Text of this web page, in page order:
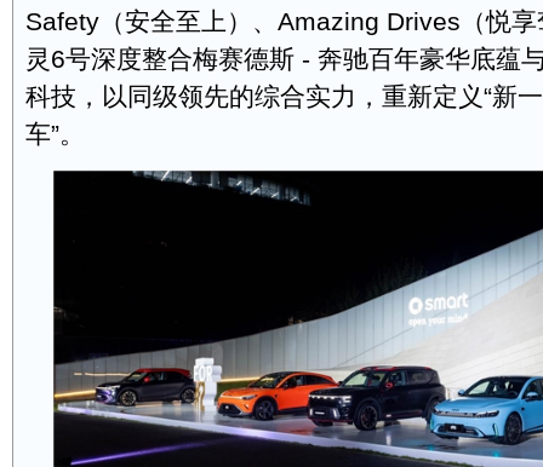
Safety（安全至上）、Amazing Drives（悦
灵6号深度整合梅赛德斯 - 奔驰百年豪华底蕴
科技，以同级领先的综合实力，重新定义“新
车”。